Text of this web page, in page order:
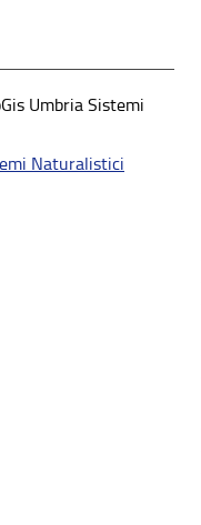
Umbria Sistemi
Naturalistici